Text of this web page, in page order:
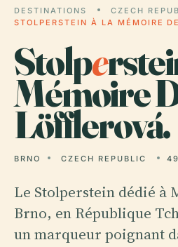
DESTINATIONS CZECH
STOLPERSTEIN À LA MÉMOIRE
Stolpe
Mémoire
Löfflerová.
BRNO CZECH REPUBLIC
Le Stolperstein dédié à
Brno, en République
un marqueur poignant